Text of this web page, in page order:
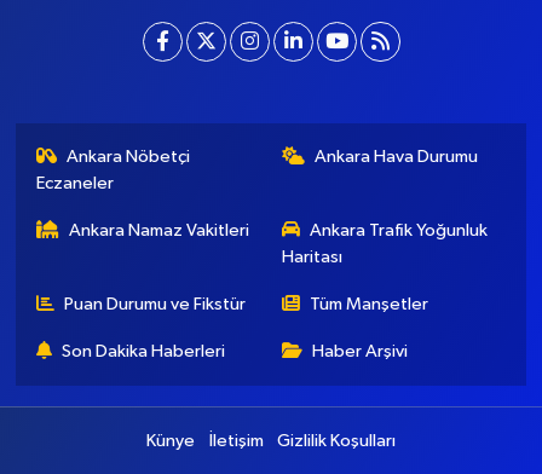
[email protected]
Eczaneler
Ankara Namaz Vakitleri
Ankara Trafik Yoğunluk